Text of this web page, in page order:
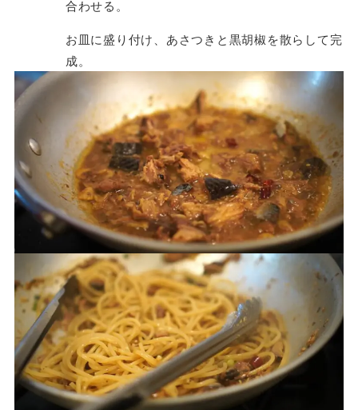
合わせる。
お皿に盛り付け、あさつきと黒胡椒を散らして完
成。